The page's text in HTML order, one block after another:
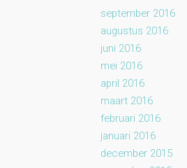
september 2016
augustus 2016
juni 2016
mei 2016
april 2016
maart 2016
februari 2016
januari 2016
december 2015